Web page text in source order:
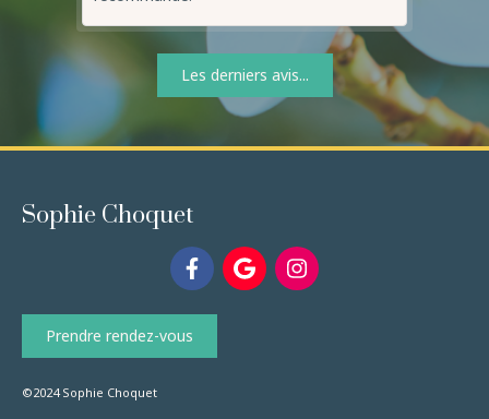
Les derniers avis...
Sophie Choquet
Prendre rendez-vous
©2024 Sophie Choquet